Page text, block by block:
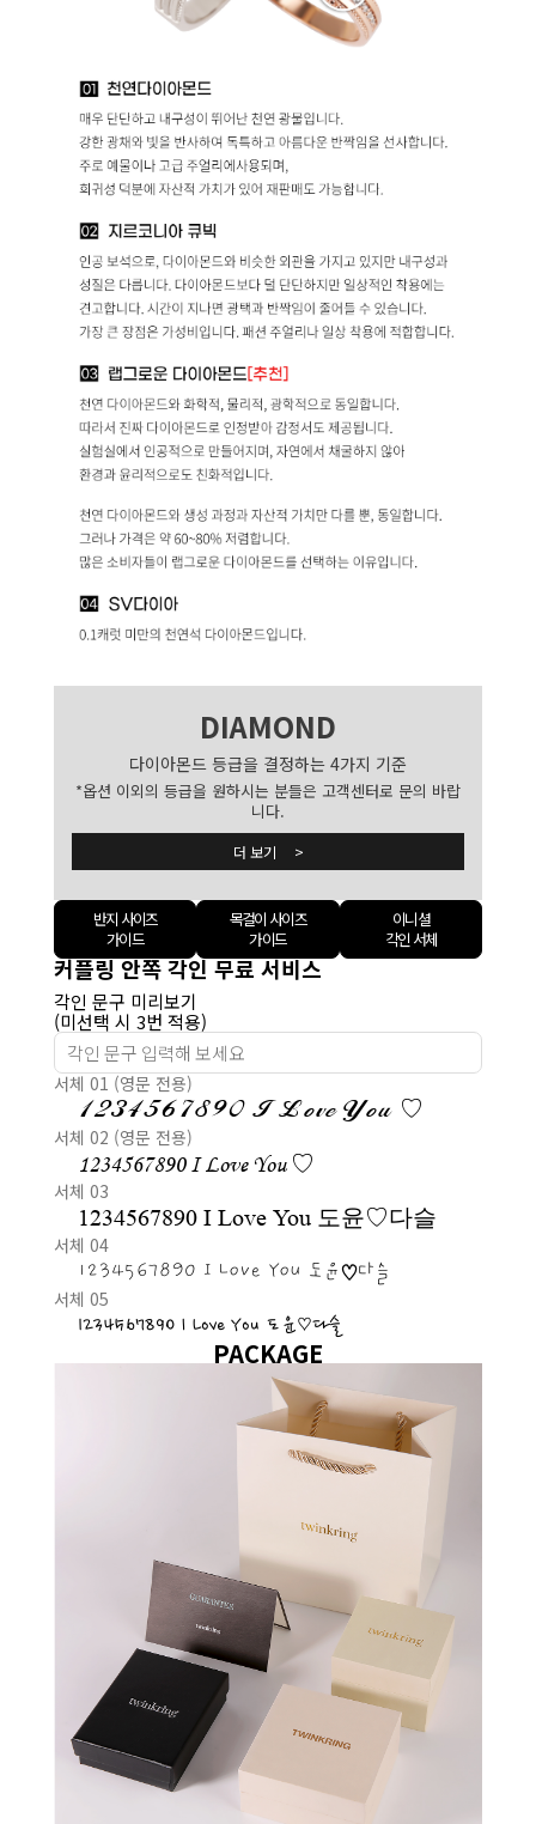
DIAMOND
다이아몬드 등급을 결정하는 4가지 기준
*옵션 이외의 등급을 원하시는 분들은 고객센터로 문의 바랍
니다.
더 보기 >
반지 사이즈
가이드
목걸이 사이즈
가이드
이니셜
각인 서체
커플링 안쪽 각인 무료 서비스
각인 문구 미리보기
(미선택 시 3번 적용)
서체 01 (영문 전용)
1234567890 I Love You ♡
서체 02 (영문 전용)
1234567890 I Love You ♡
서체 03
1234567890 I Love You 도윤♡다슬
서체 04
1234567890 I Love You 도윤♡다슬
서체 05
1234567890 I Love You 도윤♡다슬
PACKAGE